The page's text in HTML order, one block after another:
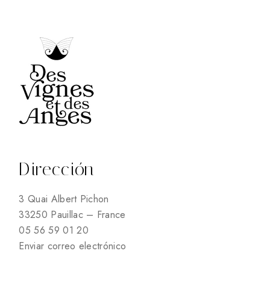
Dirección
3 Quai Albert Pichon
33250 Pauillac – France
05 56 59 01 20
Enviar correo electrónico